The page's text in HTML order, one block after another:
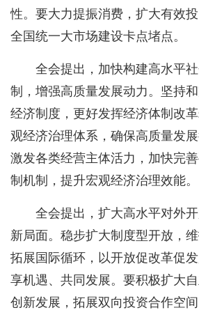
性。要大力提振消费，扩大有效
全国统一大市场建设卡点堵点。
全会提出，加快构建高水平
制，增强高质量发展动力。坚持
经济制度，更好发挥经济体制改
观经济治理体系，确保高质量发
激发各类经营主体活力，加快完
制机制，提升宏观经济治理效能。
全会提出，扩大高水平对外
新局面。稳步扩大制度型开放，
拓展国际循环，以开放促改革促
享机遇、共同发展。要积极扩大
创新发展，拓展双向投资合作空